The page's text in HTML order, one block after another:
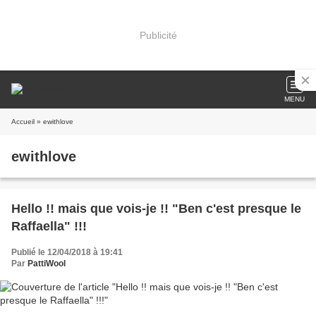
Publicité
MENU
Accueil » ewithlove
ewithlove
Hello !! mais que vois-je !! "Ben c'est presque le
Raffaella" !!!
Publié le 12/04/2018 à 19:41
Par PattiWool